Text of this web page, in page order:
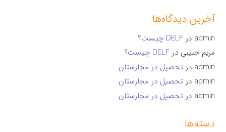
آخرین دیدگاه‌ها
admin درDELF چیست؟
مریم حبیبی درDELF چیست؟
admin در تحصیل در مجارستان
admin در تحصیل در مجارستان
admin در تحصیل در مجارستان
دسته‌ها